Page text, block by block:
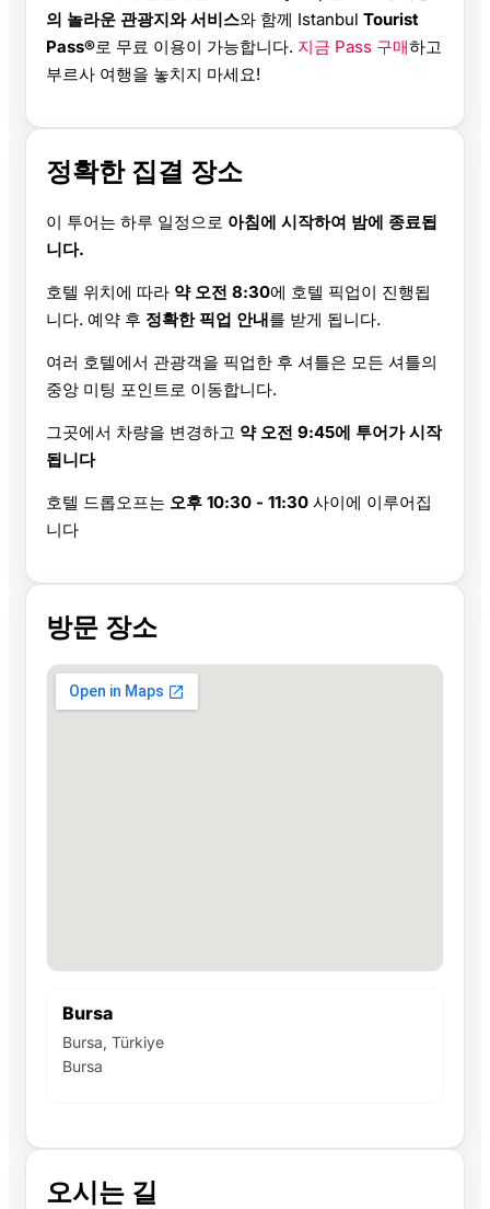
의 놀라운 관광지와 서비스와 함께 Istanbul Tourist
Pass®로 무료 이용이 가능합니다. 지금 Pass 구매하고
부르사 여행을 놓치지 마세요!
정확한 집결 장소
이 투어는 하루 일정으로 아침에 시작하여 밤에 종료됩
니다.
호텔 위치에 따라 약 오전 8:30에 호텔 픽업이 진행됩
니다. 예약 후 정확한 픽업 안내를 받게 됩니다.
여러 호텔에서 관광객을 픽업한 후 셔틀은 모든 셔틀의
중앙 미팅 포인트로 이동합니다.
그곳에서 차량을 변경하고 약 오전 9:45에 투어가 시작
됩니다
호텔 드롭오프는 오후 10:30 - 11:30 사이에 이루어집
니다
방문 장소
Bursa
Bursa, Türkiye
Bursa
오시는 길